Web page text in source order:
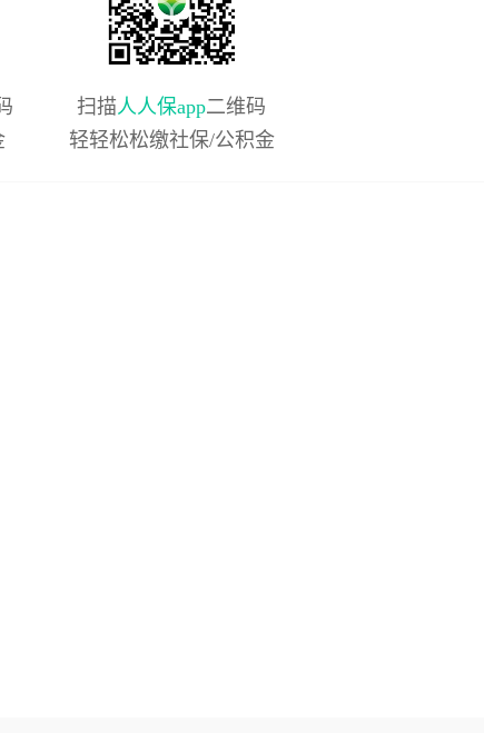
扫描人人保app二维码
轻轻松松缴社保/公积金